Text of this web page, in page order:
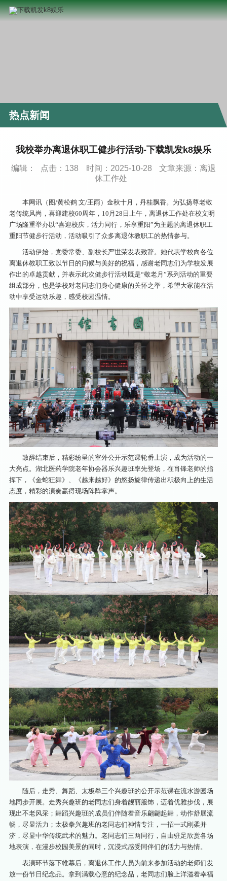
热点新闻
我校举办离退休职工健步行活动-下载凯发k8娱乐
编辑： 点击： 138 时间：2025-10-28
文章来源：离退
休工作处
本网讯（图/黄松鹤 文/王雨）金秋十月，丹桂飘香。为弘扬尊老敬
老传统风尚，喜迎建校60周年，10月28日上午，离退休工作处在校文明
广场隆重举办以“喜迎校庆，活力同行，乐享重阳”为主题的离退休职工
重阳节健步行活动，活动吸引了众多离退休教职工的热情参与。
活动伊始，党委常委、副校长严世荣发表致辞。她代表学校向各位
离退休教职工致以节日的问候与美好的祝福，感谢老同志们为学校发展
作出的卓越贡献，并表示此次健步行活动既是“敬老月”系列活动的重要
组成部分，也是学校对老同志们身心健康的关怀之举，希望大家能在活
动中享受运动乐趣，感受校园温情。
致辞结束后，精彩纷呈的室外公开示范课轮番上演，成为活动的一
大亮点。湖北医药学院老年协会器乐兴趣班率先登场，在肖锋老师的指
挥下，《金蛇狂舞》、《越来越好》的悠扬旋律传递出积极向上的生活
态度，精彩的演奏赢得现场阵阵掌声。
随后，走秀、舞蹈、太极拳三个兴趣班的公开示范课在流水游园场
地同步开展。走秀兴趣班的老同志们身着靓丽服饰，迈着优雅步伐，展
现出不老风采；舞蹈兴趣班的成员们伴随着音乐翩翩起舞，动作舒展流
畅，尽显活力；太极拳兴趣班的老同志们神情专注，一招一式刚柔并
济，尽显中华传统武术的魅力。老同志们三两同行，自由驻足欣赏各场
地表演，在漫步校园美景的同时，沉浸式感受同伴们的活力与热情。
表演环节落下帷幕后，离退休工作人员为前来参加活动的老师们发
放一份节日纪念品。拿到满载心意的纪念品，老同志们脸上洋溢着幸福